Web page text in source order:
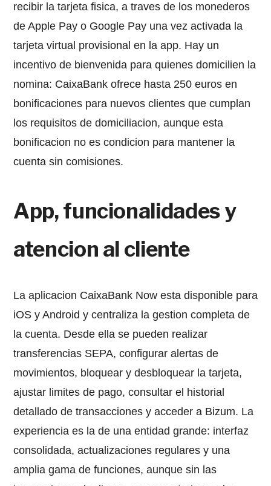
recibir la tarjeta fisica, a traves de los monederos
de Apple Pay o Google Pay una vez activada la
tarjeta virtual provisional en la app. Hay un
incentivo de bienvenida para quienes domicilien la
nomina: CaixaBank ofrece hasta 250 euros en
bonificaciones para nuevos clientes que cumplan
los requisitos de domiciliacion, aunque esta
bonificacion no es condicion para mantener la
cuenta sin comisiones.
App, funcionalidades y
atencion al cliente
La aplicacion CaixaBank Now esta disponible para
iOS y Android y centraliza la gestion completa de
la cuenta. Desde ella se pueden realizar
transferencias SEPA, configurar alertas de
movimientos, bloquear y desbloquear la tarjeta,
ajustar limites de pago, consultar el historial
detallado de transacciones y acceder a Bizum. La
experiencia es la de una entidad grande: interfaz
consolidada, actualizaciones regulares y una
amplia gama de funciones, aunque sin las